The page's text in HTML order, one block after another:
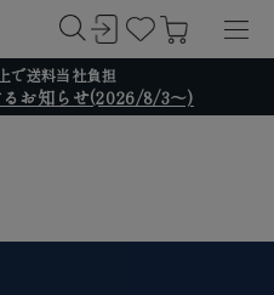
で送料当社負担
るお知らせ(2026/8/3～)